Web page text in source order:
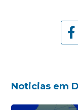
Noticias em